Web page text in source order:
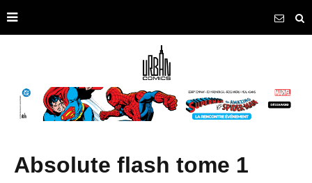
absolute flash tome 1